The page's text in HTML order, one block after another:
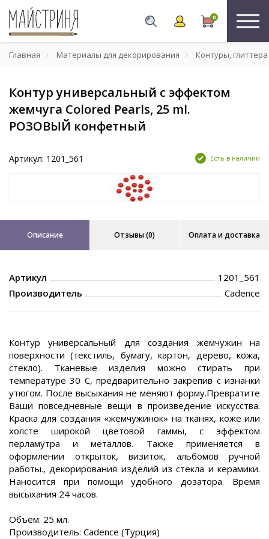
0
Главная Материалы для декорирования Контуры, глиттера
Контур универсальный с эффектом
жемчуга Colored Pearls, 25 ml.
РОЗОВЫЙ конфетный
Артикул: 1201_561 Есть в наличии
Описание Отзывы (0) Оплата и доставка
Артикул
1201_561
Производитель
Cadence
Контур универсальный для создания жемчужин на
поверхности (текстиль, бумагу, картон, дерево, кожа,
стекло). Тканевые изделия можно стирать при
температуре 30 С, предварительно закрепив с изнанки
утюгом. После высыхания не меняют форму.Превратите
Ваши повседневные вещи в произведение искусства.
Краска для создания «жемчужинок» на тканях, коже или
холсте широкой цветовой гаммы, с эффектом
перламутра и металлов. Также применяется в
оформлении открыток, визиток, альбомов ручной
работы., декорирования изделий из стекла и керамики.
Наносится при помощи удобного дозатора. Время
высыхания 24 часов.
Объем: 25 мл.
Производитель: Cadence (Турция)